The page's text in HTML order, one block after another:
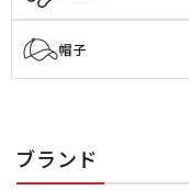
帽子
ブランド